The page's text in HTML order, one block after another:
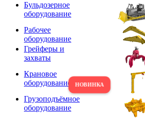
Бульдозерное
оборудование
Рабочее
оборудование
Грейферы и
захваты
Крановое
оборудование
Грузоподъёмное
оборудование